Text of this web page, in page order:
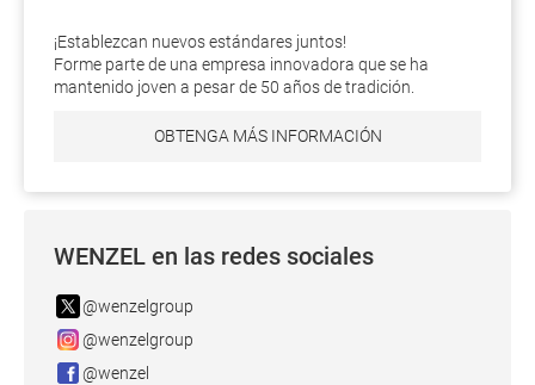
¡Establezcan nuevos estándares juntos!
Forme parte de una empresa innovadora que se ha
mantenido joven a pesar de 50 años de tradición.
OBTENGA MÁS INFORMACIÓN
WENZEL en las redes sociales
@wenzelgroup
@wenzelgroup
@wenzel